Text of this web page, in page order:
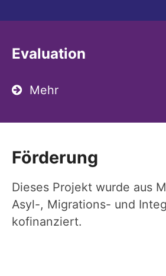
Evaluation
Mehr
Förderung
Dieses Projekt wurde aus
Asyl-, Migrations- und
kofinanziert.